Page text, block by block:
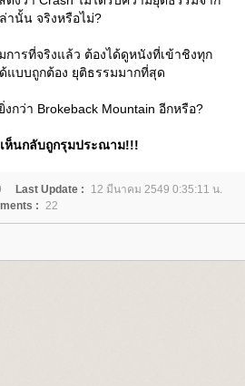
านั้น จริงหรือไม่?
การที่จริงแล้ว ต้องได้ดูหนังที่เข้าชิงทุก
แบบถูกต้อง ยุติธรรมมากที่สุด
กว่า Brokeback Mountain อีกหรือ?
ห็นกลับถูกรุมประณาม!!!
Last Update :
12 มีนาคม 2549 0:35:11 น.
: 22